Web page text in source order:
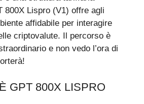
800X Lispro (V1) offre agli
affidabile per interagire
criptovalute. Il percorso è
e non vedo l’ora di
GPT 800X LISPRO